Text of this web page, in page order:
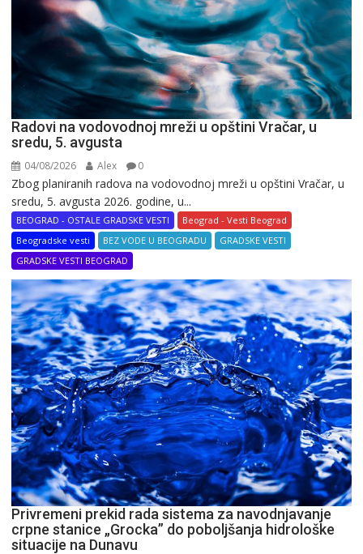
Radovi na vodovodnoj mreži u opštini Vračar, u
sredu, 5. avgusta
04/08/2026 Alex 0
Zbog planiranih radova na vodovodnoj mreži u opštini Vračar, u
sredu, 5. avgusta 2026. godine, u...
BEOGRAD - OSTALE GRADSKE VESTI
Beograd - Vesti Beograd
Beogradske vesti
BEZ VODE U BEOGRADU
GRADSKE VESTI
GRADSKE VESTI BEOGRAD
Privremeni prekid rada sistema za navodnjavanje
crpne stanice „Grocka” do poboljšanja hidrološke
situacije na Dunavu